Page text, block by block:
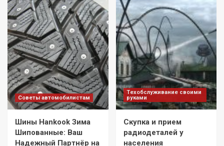
Советы автомобилистам
Шины Hankook Зима
Шипованные: Ваш
Надежный Партнёр на
Техобслуживание своими
руками
Скупка и прием
радиодеталей у
населения